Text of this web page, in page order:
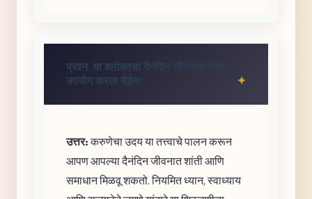
प्रश्न: या श्लोकाचा दैनंदिन जीवनात कसा
उपयोग करता येईल?
उत्तर:करुणेचा उदय या तत्त्वाचे पालन करून
आपण आपल्या दैनंदिन जीवनात शांती आणि
समाधान मिळवू शकतो. नियमित ध्यान, स्वाध्याय